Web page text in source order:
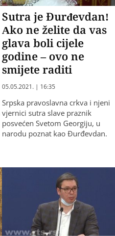
Sutra je Đurđevdan!
Ako ne želite da vas
glava boli cijele
godine – ovo ne
smijete raditi
05.05.2021. | 16:35
Srpska pravoslavna crkva i njeni
vjernici sutra slave praznik
posvećen Svetom Georgiju, u
narodu poznat kao Đurđevdan.